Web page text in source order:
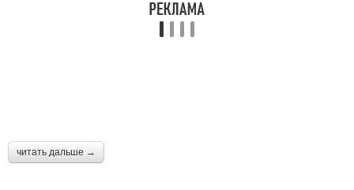
читать дальше →